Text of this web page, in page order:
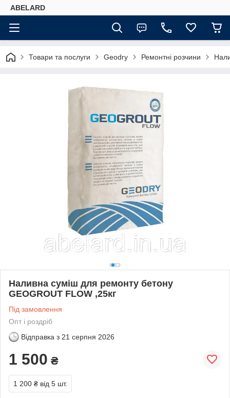
ABELARD
Товари та послуги Geodry Ремонтні розчини
Наливна суміш для ремонту бетону
GEOGROUT FLOW ,25кг
Під замовлення
Опт і роздріб
Відправка з 21 серпня 2026
1 500 ₴
1 200 ₴ від 5 шт.